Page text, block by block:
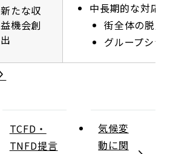
新たな収
益機会創
出
中長期的な対応
街全体の脱炭
グループシナ
TCFD・
TNFD提言
気候変
動に関